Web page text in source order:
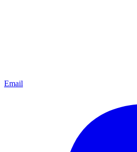
Email